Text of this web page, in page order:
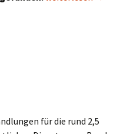
für die rund 2,5